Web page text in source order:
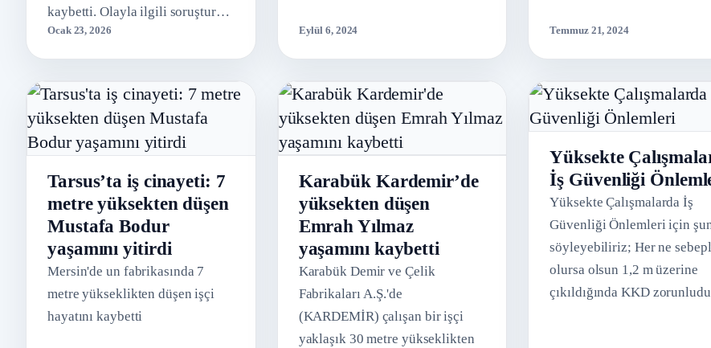
kaybetti. Olayla ilgili soruşturma
başlatıldı.
Ocak 23, 2026 Eylül 6, 2024 Temmuz 21, 2024
Tarsus’ta iş cinayeti: 7
metre yüksekten düşen
Mustafa Bodur
yaşamını yitirdi
Mersin'de un fabrikasında 7
metre yükseklikten düşen işçi
hayatını kaybetti
Karabük Kardemir’de
yüksekten düşen
Emrah Yılmaz
yaşamını kaybetti
Karabük Demir ve Çelik
Fabrikaları A.Ş.'de
(KARDEMİR) çalışan bir işçi
yaklaşık 30 metre yükseklikten
Yüksekte
İş Güvenliği
Yüksekte Çalışmalarda İş
Güvenliği Önlemleri için
söyleyebiliriz; Her ne
olursa olsun 1,2 m üzerine
çıkıldığında KKD